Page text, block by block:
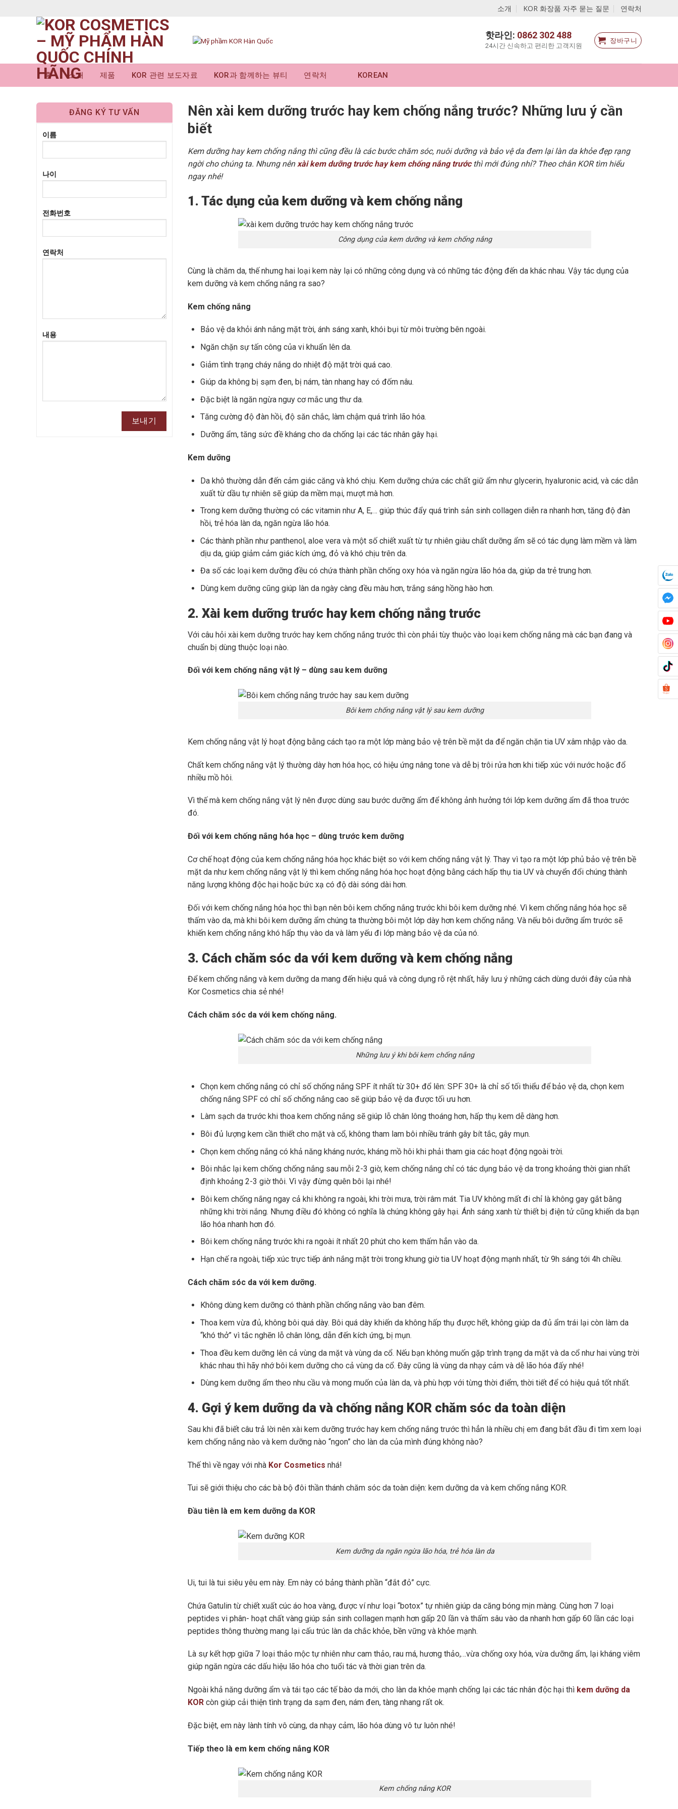
소개 KOR 화장품 자주 묻는 질문 연락처
핫라인: 0862 302 488
24시간 신속하고 편리한 고객지원
장바구니
홈 소개 제품 KOR 관련 보도자료 KOR과 함께하는 뷰티 연락처 KOREAN
Nên xài kem dưỡng trước hay kem chống nắng trước? Những lưu ý cần
biết
Kem dưỡng hay kem chống nắng thì cũng đều là các bước chăm sóc, nuôi dưỡng và bảo vệ da đem lại làn da khỏe đẹp rạng
ngời cho chúng ta. Nhưng nên xài kem dưỡng trước hay kem chống nắng trướcthì mới đúng nhỉ? Theo chân KOR tìm hiểu
ngay nhé!
1. Tác dụng của kem dưỡng và kem chống nắng
Công dụng của kem dưỡng và kem chống nắng
Cùng là chăm da, thế nhưng hai loại kem này lại có những công dụng và có những tác động đến da khác nhau. Vậy tác dụng của
kem dưỡng và kem chống nắng ra sao?
Kem chống nắng
Bảo vệ da khỏi ánh nắng mặt trời, ánh sáng xanh, khói bụi từ môi trường bên ngoài.
Ngăn chặn sự tấn công của vi khuẩn lên da.
Giảm tình trạng cháy nắng do nhiệt độ mặt trời quá cao.
Giúp da không bị sạm đen, bị nám, tàn nhang hay có đốm nâu.
Đặc biệt là ngăn ngừa nguy cơ mắc ung thư da.
Tăng cường độ đàn hồi, độ săn chắc, làm chậm quá trình lão hóa.
Dưỡng ẩm, tăng sức đề kháng cho da chống lại các tác nhân gây hại.
Kem dưỡng
Da khô thường dẫn đến cảm giác căng và khó chịu. Kem dưỡng chứa các chất giữ ẩm như glycerin, hyaluronic acid, và các dẫn
xuất từ dầu tự nhiên sẽ giúp da mềm mại, mượt mà hơn.
Trong kem dưỡng thường có các vitamin như A, E,… giúp thúc đẩy quá trình sản sinh collagen diễn ra nhanh hơn, tăng độ đàn
hồi, trẻ hóa làn da, ngăn ngừa lão hóa.
Các thành phần như panthenol, aloe vera và một số chiết xuất từ tự nhiên giàu chất dưỡng ẩm sẽ có tác dụng làm mềm và làm
dịu da, giúp giảm cảm giác kích ứng, đỏ và khó chịu trên da.
Đa số các loại kem dưỡng đều có chứa thành phần chống oxy hóa và ngăn ngừa lão hóa da, giúp da trẻ trung hơn.
Dùng kem dưỡng cũng giúp làn da ngày càng đều màu hơn, trắng sáng hồng hào hơn.
2. Xài kem dưỡng trước hay kem chống nắng trước
Với câu hỏi xài kem dưỡng trước hay kem chống nắng trước thì còn phải tùy thuộc vào loại kem chống nắng mà các bạn đang và
chuẩn bị dùng thuộc loại nào.
Đối với kem chống nắng vật lý – dùng sau kem dưỡng
Bôi kem chống nắng vật lý sau kem dưỡng
Kem chống nắng vật lý hoạt động bằng cách tạo ra một lớp màng bảo vệ trên bề mặt da để ngăn chặn tia UV xâm nhập vào da.
Chất kem chống nắng vật lý thường dày hơn hóa học, có hiệu ứng nâng tone và dễ bị trôi rửa hơn khi tiếp xúc với nước hoặc đổ
nhiều mồ hôi.
Vì thế mà kem chống nắng vật lý nên được dùng sau bước dưỡng ẩm để không ảnh hưởng tới lớp kem dưỡng ẩm đã thoa trước
đó.
Đối với kem chống nắng hóa học – dùng trước kem dưỡng
Cơ chế hoạt động của kem chống nắng hóa học khác biệt so với kem chống nắng vật lý. Thay vì tạo ra một lớp phủ bảo vệ trên bề
mặt da như kem chống nắng vật lý thì kem chống nắng hóa học hoạt động bằng cách hấp thụ tia UV và chuyển đổi chúng thành
năng lượng không độc hại hoặc bức xạ có độ dài sóng dài hơn.
Đối với kem chống nắng hóa học thì bạn nên bôi kem chống nắng trước khi bôi kem dưỡng nhé. Vì kem chống nắng hóa học sẽ
thấm vào da, mà khi bôi kem dưỡng ẩm chúng ta thường bôi một lớp dày hơn kem chống nắng. Và nếu bôi dưỡng ẩm trước sẽ
khiến kem chống nắng khó hấp thụ vào da và làm yếu đi lớp màng bảo vệ da của nó.
3. Cách chăm sóc da với kem dưỡng và kem chống nắng
Để kem chống nắng và kem dưỡng da mang đến hiệu quả và công dụng rõ rệt nhất, hãy lưu ý những cách dùng dưới đây của nhà
Kor Cosmetics chia sẻ nhé!
Cách chăm sóc da với kem chống nắng.
Những lưu ý khi bôi kem chống nắng
Chọn kem chống nắng có chỉ số chống nắng SPF ít nhất từ 30+ đổ lên: SPF 30+ là chỉ số tối thiểu để bảo vệ da, chọn kem
chống nắng SPF có chỉ số chống nắng cao sẽ giúp bảo vệ da được tối ưu hơn.
Làm sạch da trước khi thoa kem chống nắng sẽ giúp lỗ chân lông thoáng hơn, hấp thụ kem dễ dàng hơn.
Bôi đủ lượng kem cần thiết cho mặt và cổ, không tham lam bôi nhiều tránh gây bít tắc, gây mụn.
Chọn kem chống nắng có khả năng kháng nước, kháng mồ hôi khi phải tham gia các hoạt động ngoài trời.
Bôi nhắc lại kem chống chống nắng sau mỗi 2-3 giờ, kem chống nắng chỉ có tác dụng bảo vệ da trong khoảng thời gian nhất
định khoảng 2-3 giờ thôi. Vì vậy đừng quên bôi lại nhé!
Bôi kem chống nắng ngay cả khi không ra ngoài, khi trời mưa, trời râm mát. Tia UV không mất đi chỉ là không gay gắt bằng
những khi trời nắng. Nhưng điều đó không có nghĩa là chúng không gây hại. Ánh sáng xanh từ thiết bị điện tử cũng khiến da bạn
lão hóa nhanh hơn đó.
Bôi kem chống nắng trước khi ra ngoài ít nhất 20 phút cho kem thấm hẳn vào da.
Hạn chế ra ngoài, tiếp xúc trực tiếp ánh nắng mặt trời trong khung giờ tia UV hoạt động mạnh nhất, từ 9h sáng tới 4h chiều.
Cách chăm sóc da với kem dưỡng.
Không dùng kem dưỡng có thành phần chống nắng vào ban đêm.
Thoa kem vừa đủ, không bôi quá dày. Bôi quá dày khiến da không hấp thụ được hết, không giúp da đủ ẩm trái lại còn làm da
“khó thở” vì tắc nghẽn lỗ chân lông, dẫn đến kích ứng, bị mụn.
Thoa đều kem dưỡng lên cả vùng da mặt và vùng da cổ. Nếu bạn không muốn gặp trình trạng da mặt và da cổ như hai vùng trời
khác nhau thì hãy nhớ bôi kem dưỡng cho cả vùng da cổ. Đây cũng là vùng da nhạy cảm và dễ lão hóa đấy nhé!
Dùng kem dưỡng ẩm theo nhu cầu và mong muốn của làn da, và phù hợp với từng thời điểm, thời tiết để có hiệu quả tốt nhất.
4. Gợi ý kem dưỡng da và chống nắng KOR chăm sóc da toàn diện
Sau khi đã biết câu trả lời nên xài kem dưỡng trước hay kem chống nắng trước thì hẳn là nhiều chị em đang bắt đầu đi tìm xem loại
kem chống nắng nào và kem dưỡng nào “ngon” cho làn da của mình đúng không nào?
Thế thì về ngay với nhà Kor Cosmetics nhá!
Tui sẽ giới thiệu cho các bà bộ đôi thần thánh chăm sóc da toàn diện: kem dưỡng da và kem chống nắng KOR.
Đầu tiên là em kem dưỡng da KOR
Kem dưỡng da ngăn ngừa lão hóa, trẻ hóa làn da
Ui, tui là tui siêu yêu em này. Em này có bảng thành phần “đắt đỏ” cực.
Chứa Gatulin từ chiết xuất cúc áo hoa vàng, được ví như loại “botox” tự nhiên giúp da căng bóng mịn màng. Cùng hơn 7 loại
peptides vi phân- hoạt chất vàng giúp sản sinh collagen mạnh hơn gấp 20 lần và thấm sâu vào da nhanh hơn gấp 60 lần các loại
peptides thông thường mang lại cấu trúc làn da chắc khỏe, bền vững và khỏe mạnh.
Là sự kết hợp giữa 7 loại thảo mộc tự nhiên như cam thảo, rau má, hương thảo,…vừa chống oxy hóa, vừa dưỡng ẩm, lại kháng viêm
giúp ngăn ngừa các dấu hiệu lão hóa cho tuổi tác và thời gian trên da.
Ngoài khả năng dưỡng ẩm và tái tạo các tế bào da mới, cho làn da khỏe mạnh chống lại các tác nhân độc hại thì kem dưỡng da
KOR còn giúp cải thiện tình trạng da sạm đen, nám đen, tàng nhang rất ok.
Đặc biệt, em này lành tính vô cùng, da nhạy cảm, lão hóa dùng vô tư luôn nhé!
Tiếp theo là em kem chống nắng KOR
Kem chống nắng KOR
ĐĂNG KÝ TƯ VẤN
이름
나이
전화번호
연락처
내용